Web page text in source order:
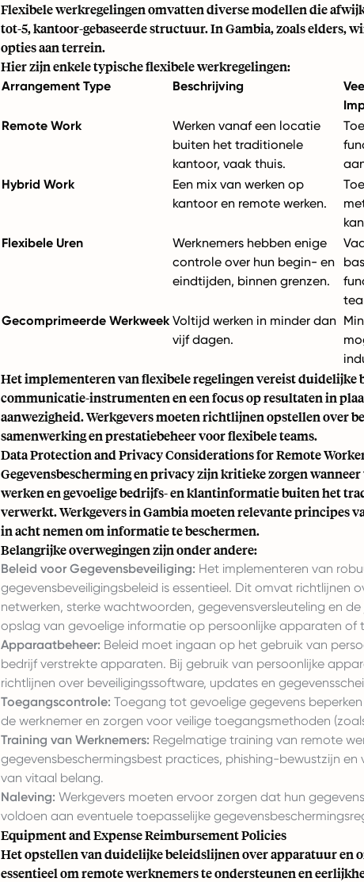
Flexibele werkregelingen omvatten diverse modellen die
tot-5, kantoor-gebaseerde structuur. In Gambia, zoals elders,
opties aan terrein.
Hier zijn enkele typische flexibele werkregelingen:
Arrangement Type Beschrijving
Remote Work
Werken vanaf een locatie
buiten het traditionele
kantoor, vaak thuis.
Hybrid Work
Een mix van werken op
kantoor en remote werken.
Flexibele Uren
Werknemers hebben enige
controle over hun begin- en
eindtijden, binnen grenzen.
Gecomprimeerde Werkweek Voltijd werken in minder dan
vijf dagen.
Het implementeren van flexibele regelingen vereist duidelijke
communicatie-instrumenten en een focus op resultaten in
aanwezigheid. Werkgevers moeten richtlijnen opstellen over
samenwerking en prestatiebeheer voor flexibele teams.
Data Protection and Privacy Considerations for Remote
Gegevensbescherming en privacy zijn kritieke zorgen
werken en gevoelige bedrijfs- en klantinformatie buiten het
verwerkt. Werkgevers in Gambia moeten relevante principes
in acht nemen om informatie te beschermen.
Belangrijke overwegingen zijn onder andere:
Beleid voor Gegevensbeveiliging: Het implementeren van
gegevensbeveiligingsbeleid is essentieel. Dit omvat richtlijnen
netwerken, sterke wachtwoorden, gegevensversleuteling en
opslag van gevoelige informatie op persoonlijke apparaten of
Apparaatbeheer: Beleid moet ingaan op het gebruik van
bedrijf verstrekte apparaten. Bij gebruik van persoonlijke
richtlijnen over beveiligingssoftware, updates en
Toegangscontrole: Toegang tot gevoelige gegevens
de werknemer en zorgen voor veilige toegangsmethoden
Training van Werknemers: Regelmatige training van remote
gegevensbeschermingsbest practices, phishing-bewustzijn en
van vitaal belang.
Naleving: Werkgevers moeten ervoor zorgen dat hun
voldoen aan eventuele toepasselijke
Equipment and Expense Reimbursement Policies
Het opstellen van duidelijke beleidslijnen over apparatuur en
essentieel om remote werknemers te ondersteunen en